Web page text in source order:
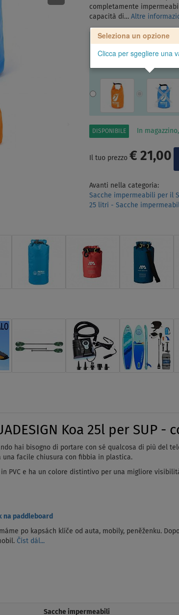
completamente
capacità di… Altre
Seleziona un opzione
Clicca per sgegliere una
DISPONIBILE In
Il tuo prezzo € 21,00
Avanti nella categoria:
Sacche impermeabili per il
25 litri - Sacche
Koa 25l per SUP -
hai bisogno di portare con sé qualcosa di più del
facile chiusura con fibbia in plastica.
PVC e ha un colore distintivo per una migliore
na paddleboard
po kapsách klíče od auta, mobily, peněženku.
Číst dál...
Sacche impermeabili